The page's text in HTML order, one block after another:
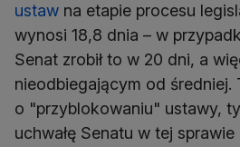
ustaw na etapie procesu
wynosi 18,8 dnia – w
Senat zrobił to w 20 dni, a
nieodbiegającym od średniej.
o "przyblokowaniu" ustawy,
uchwałę Senatu w tej sprawie